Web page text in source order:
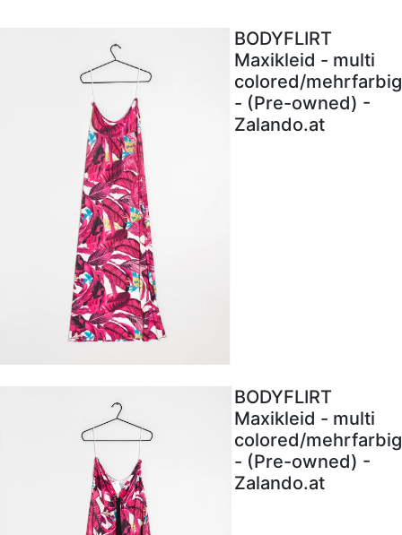
BODYFLIRT
Maxikleid - multi
colored/mehrfarbig
- (Pre-owned) -
Zalando.at
BODYFLIRT
Maxikleid - multi
colored/mehrfarbig
- (Pre-owned) -
Zalando.at